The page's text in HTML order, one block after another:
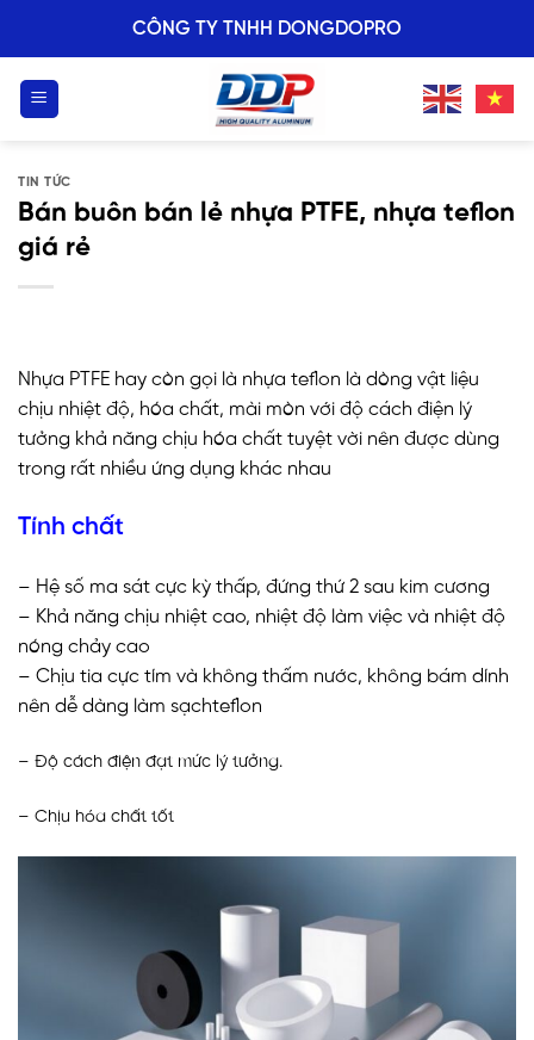
CÔNG TY TNHH DONGDOPRO
TIN TỨC
Bán buôn bán lẻ nhựa PTFE, nhựa teflon
giá rẻ
Nhựa PTFE hay còn gọi là nhựa teflon là dòng vật liệu
chịu nhiệt độ, hóa chất, mài mòn với độ cách điện lý
tưởng khả năng chịu hóa chất tuyệt vời nên được dùng
trong rất nhiều ứng dụng khác nhau
Tính chất
– Hệ số ma sát cực kỳ thấp, đứng thứ 2 sau kim cương
– Khả năng chịu nhiệt cao, nhiệt độ làm việc và nhiệt độ
nóng chảy cao
– Chịu tia cực tím và không thấm nước, không bám dính
nên dễ dàng làm sạchteflon
– Độ cách điện đạt mức lý tưởng.
– Chịu hóa chất tốt